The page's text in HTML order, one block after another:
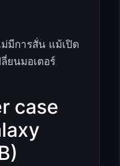
ม่มีการสั่น แม้เปิด
ยนมอเตอร์
case